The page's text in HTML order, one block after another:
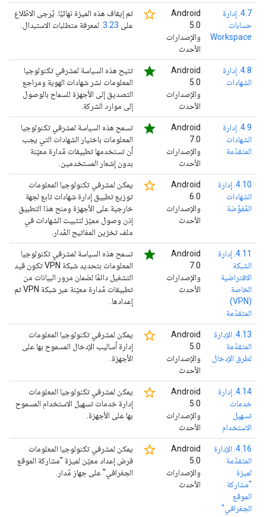
4.7. إدارة
حسابات
Workspace
‫Android
5.0
والإصدارات
الأحدث
star_border
تم إيقاف هذه الميزة نهائيًا. يُرجى الاطّلاع
على 3.23. لمعرفة متطلبات الاستبدال.
4.8. إدارة
الشهادات
‫Android
5.0
والإصدارات
الأحدث
star
تتيح هذه السياسة لمشرفي تكنولوجيا
المعلومات نشر شهادات الهوية ومراجع
التصديق إلى الأجهزة للسماح بالوصول
إلى موارد الشركة.
4.9. إدارة
الشهادات
المتقدّمة
‫Android
7.0
والإصدارات
الأحدث
star
تسمح هذه السياسة لمشرفي تكنولوجيا
المعلومات باختيار الشهادات التي يجب
أن تستخدمها تطبيقات مُدارة معيّنة
بدون إشعار المستخدمين.
4.10. إدارة
الشهادات
المُفوَّضة
‫Android
6.0
والإصدارات
الأحدث
star_border
يمكن لمشرفي تكنولوجيا المعلومات
توزيع تطبيق إدارة شهادات تابع لجهة
خارجية على الأجهزة ومنح هذا التطبيق
إذن وصول مميّز لتثبيت الشهادات في
ملف تخزين المفاتيح المُدار.
4.11. إدارة
الشبكة
الافتراضية
الخاصة
(VPN)
المتقدّمة
‫Android
7.0
والإصدارات
الأحدث
star
تسمح هذه السياسة لمشرفي تكنولوجيا
المعلومات بتحديد شبكة VPN تكون قيد
التشغيل دائمًا لضمان مرور البيانات من
تطبيقات مُدارة معيّنة عبر شبكة VPN تم
إعدادها.
4.13. الإدارة
المتقدّمة
لطرق الإدخال
‫Android
5.0
والإصدارات
الأحدث
star_border
يمكن لمشرفي تكنولوجيا المعلومات
إدارة أساليب الإدخال المسموح بها على
الأجهزة.
4.14. إدارة
خدمات
تسهيل
الاستخدام
‫Android
5.0
والإصدارات
الأحدث
star_border
يمكن لمشرفي تكنولوجيا المعلومات
إدارة خدمات تسهيل الاستخدام المسموح
بها على الأجهزة.
4.16. الإدارة
المتقدّمة
لميزة
"مشاركة
الموقع
الجغرافي"
‫Android
5.0
والإصدارات
الأحدث
star_border
يمكن لمشرفي تكنولوجيا المعلومات
فرض إعداد معيّن لميزة "مشاركة الموقع
الجغرافي" على جهاز مُدار.